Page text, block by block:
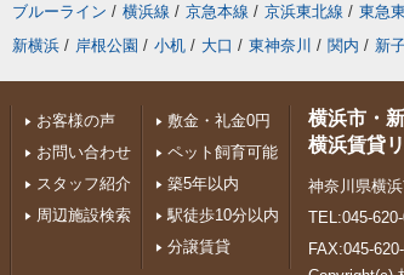
ブルーライン / 横浜線 / 京急本線 / 京浜東北線 / 東急
新横浜 / 岸根公園 / 小机 / 大口 / 東神奈川 / 関内 / 新
お客様の声
お問い合わせ
スタッフ紹介
周辺施設検索
敷金・礼金0円
ペット飼育可能
築5年以内
駅徒歩10分以内
分譲賃貸
横浜市・
横浜賃貸
神奈川県横
TEL:045-
FAX:045-